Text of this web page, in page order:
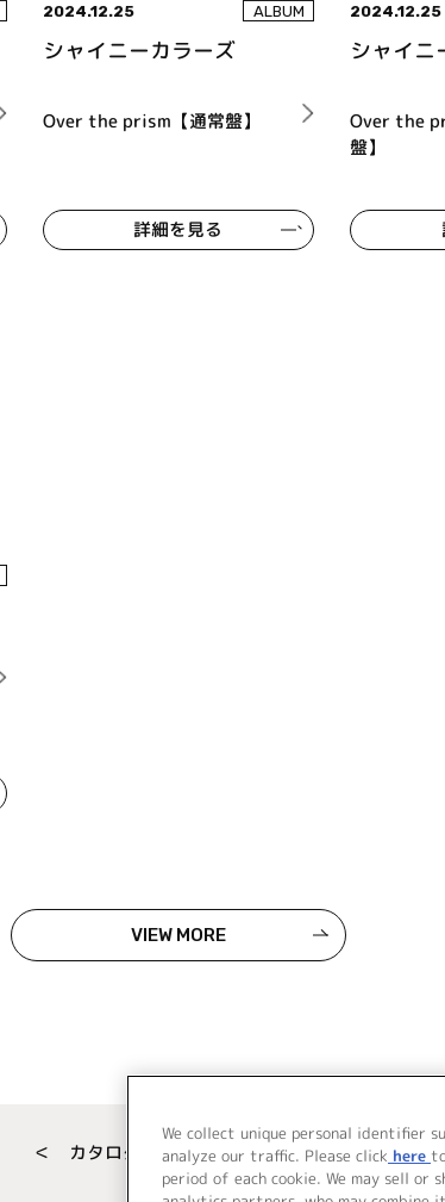
2024.12.25 ALBUM
シャイニーカラーズ
Over the prism【通常盤】
詳細を見る
2024.12.25
シャイニ
Over the
盤】
VIEW MORE
＜ カタログサイト トップページへ
We collect unique personal identifier
analyze our traffic. Please click here
period of each cookie. We may sell